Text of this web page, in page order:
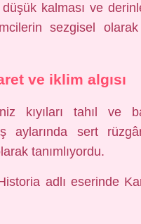
düşük kalması ve
sezgisel
ve iklim algısı
kıyıları tahıl ve
aylarında sert
tanımlıyordu.
adlı eserinde